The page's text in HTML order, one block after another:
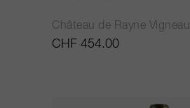
Château de Rayne Vigneau
CHF 454.00